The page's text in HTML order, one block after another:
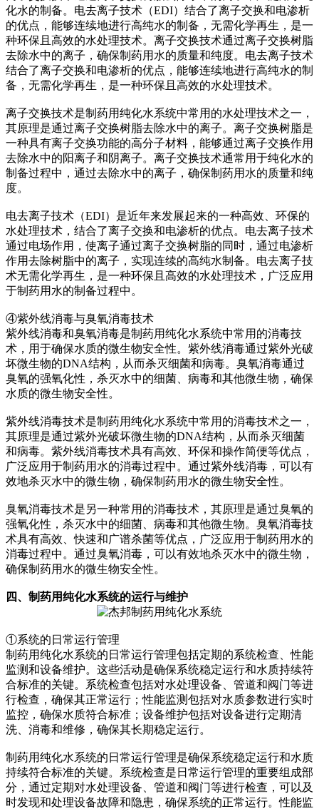
化水的制备。电去离子技术（EDI）结合了离子交换和电渗析
的优点，能够连续地进行高纯水的制备，无需化学再生，是一
种环保且高效的水处理技术。离子交换技术通过离子交换树脂
去除水中的离子，确保制药用水的质量和纯度。电去离子技术
结合了离子交换和电渗析的优点，能够连续地进行高纯水的制
备，无需化学再生，是一种环保且高效的水处理技术。
离子交换技术是制药用纯化水系统中常用的水处理技术之一，
其原理是通过离子交换树脂去除水中的离子。离子交换树脂是
一种具有离子交换功能的高分子材料，能够通过离子交换作用
去除水中的阳离子和阴离子。离子交换技术通常用于纯化水的
制备过程中，通过去除水中的离子，确保制药用水的质量和纯
度。
电去离子技术（EDI）是近年来发展起来的一种高效、环保的
水处理技术，结合了离子交换和电渗析的优点。电去离子技术
通过电场作用，使离子通过离子交换树脂的同时，通过电渗析
作用去除树脂中的离子，实现连续的高纯水制备。电去离子技
术无需化学再生，是一种环保且高效的水处理技术，广泛应用
于制药用水的制备过程中。
④紫外线消毒与臭氧消毒技术
紫外线消毒和臭氧消毒是制药用纯化水系统中常用的消毒技
术，用于确保水质的微生物安全性。紫外线消毒通过紫外光破
坏微生物的DNA结构，从而杀灭细菌和病毒。臭氧消毒通过
臭氧的强氧化性，杀灭水中的细菌、病毒和其他微生物，确保
水质的微生物安全性。
紫外线消毒技术是制药用纯化水系统中常用的消毒技术之一，
其原理是通过紫外光破坏微生物的DNA结构，从而杀灭细菌
和病毒。紫外线消毒技术具有高效、环保和操作简便等优点，
广泛应用于制药用水的消毒过程中。通过紫外线消毒，可以有
效地杀灭水中的微生物，确保制药用水的微生物安全性。
臭氧消毒技术是另一种常用的消毒技术，其原理是通过臭氧的
强氧化性，杀灭水中的细菌、病毒和其他微生物。臭氧消毒技
术具有高效、快速和广谱杀菌等优点，广泛应用于制药用水的
消毒过程中。通过臭氧消毒，可以有效地杀灭水中的微生物，
确保制药用水的微生物安全性。
四、制药用纯化水系统的运行与维护
①系统的日常运行管理
制药用纯化水系统的日常运行管理包括定期的系统检查、性能
监测和设备维护。这些活动是确保系统稳定运行和水质持续符
合标准的关键。系统检查包括对水处理设备、管道和阀门等进
行检查，确保其正常运行；性能监测包括对水质参数进行实时
监控，确保水质符合标准；设备维护包括对设备进行定期清
洗、消毒和维修，确保其长期稳定运行。
制药用纯化水系统的日常运行管理是确保系统稳定运行和水质
持续符合标准的关键。系统检查是日常运行管理的重要组成部
分，通过定期对水处理设备、管道和阀门等进行检查，可以及
时发现和处理设备故障和隐患，确保系统的正常运行。性能监